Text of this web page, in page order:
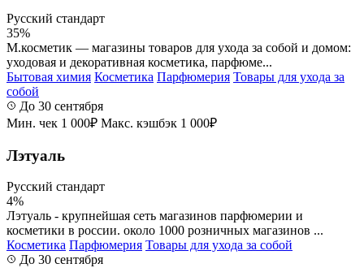
Русский стандарт
35%
М.косметик — магазины товаров для ухода за собой и домом:
уходовая и декоративная косметика, парфюме...
Бытовая химия Косметика Парфюмерия Товары для ухода за
собой
До 30 сентября
Мин. чек 1 000₽ Макс. кэшбэк 1 000₽
Лэтуаль
Русский стандарт
4%
Лэтуаль - крупнейшая сеть магазинов парфюмерии и
косметики в россии. около 1000 розничных магазинов ...
Косметика Парфюмерия Товары для ухода за собой
До 30 сентября